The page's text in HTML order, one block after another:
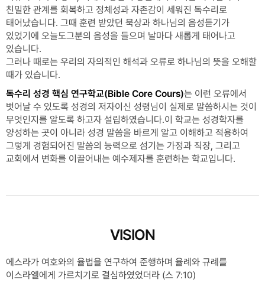
친밀한 관계를 회복하고 정체성과 자존감이 세워진 독수리로
태어났습니다. 그때 훈련 받았던 묵상과 하나님의 음성듣기가
있었기에 오늘도그분의 음성을 들으며 날마다 새롭게 태어나고
있습니다.
그러나 때로는 우리의 자의적인 해석과 오류로 하나님의 뜻을 오해할
때가 있습니다.
독수리 성경 핵심 연구학교(Bible Core Cours)는 이런 오류에서
벗어날 수 있도록 성경의 저자이신 성령님이 실제로 말씀하시는 것이
무엇인지를 알도록 하고자 설립하였습니다.이 학교는 성경학자를
양성하는 곳이 아니라 성경 말씀을 바르게 알고 이해하고 적용하여
그렇게 경험되어진 말씀의 능력으로 섬기는 가정과 직장, 그리고
교회에서 변화를 이끌어내는 예수제자를 훈련하는 학교입니다.
VISION
에스라가 여호와의 율법을 연구하여 준행하며 율례와 규례를
이스라엘에게 가르치기로 결심하였었더라 (스 7:10)